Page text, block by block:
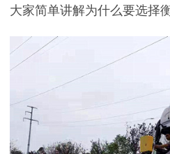
大家简单讲解为什么要选择